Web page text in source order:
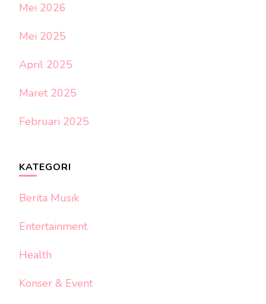
Mei 2026
Mei 2025
April 2025
Maret 2025
Februari 2025
KATEGORI
Berita Musik
Entertainment
Health
Konser & Event